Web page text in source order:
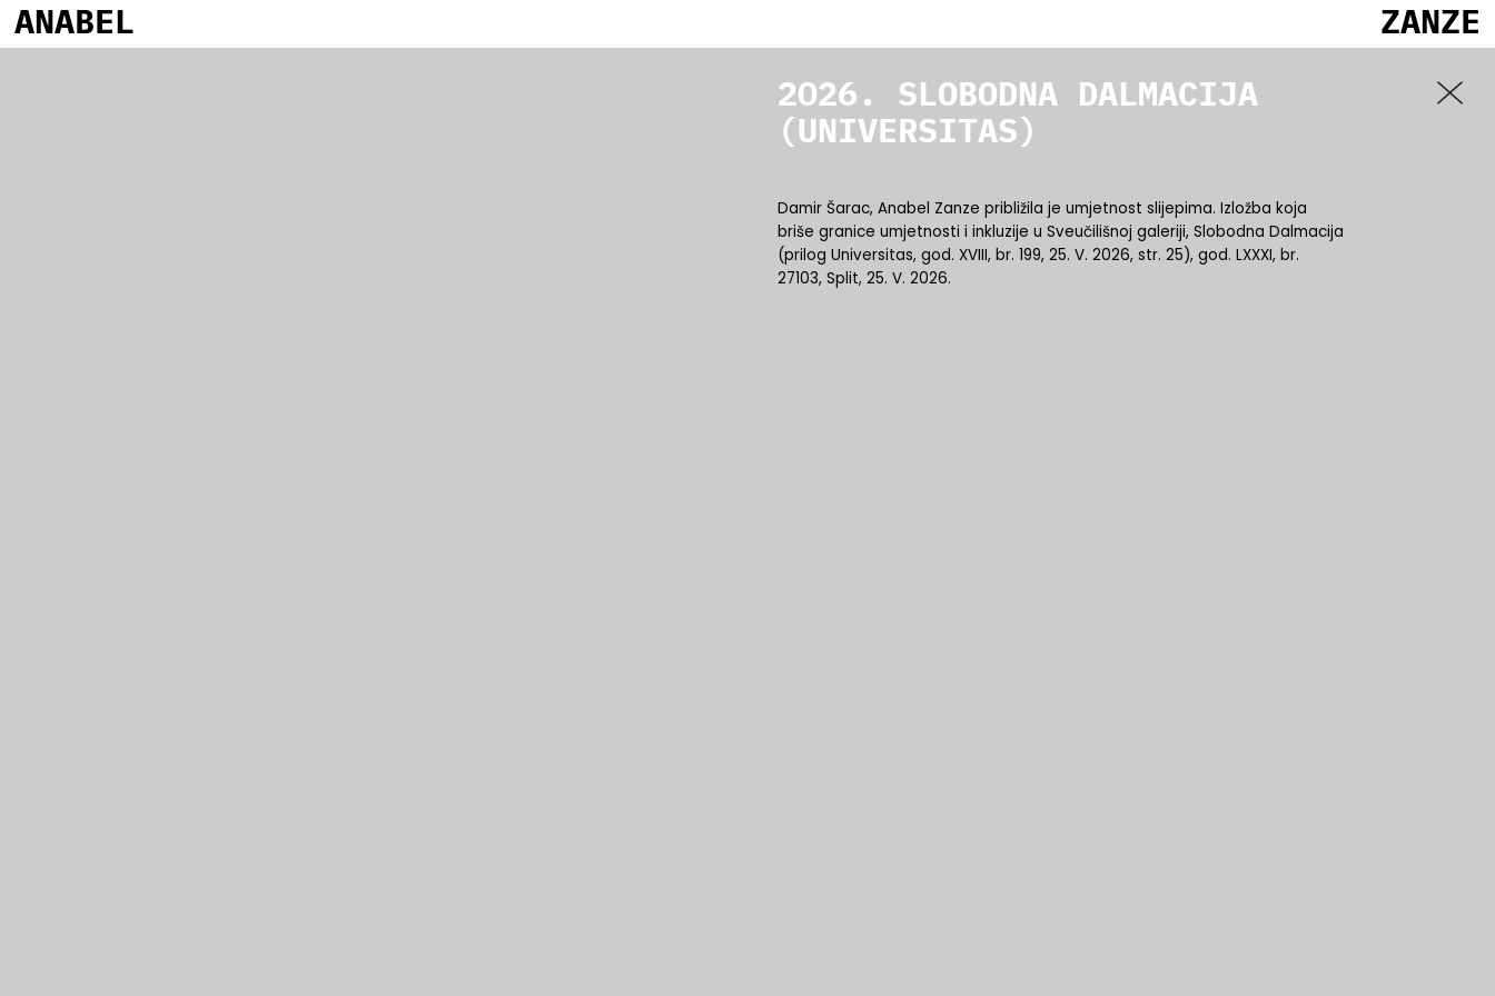
ANABEL ZANZE
2026. SLOBODNA DALMACIJA
(UNIVERSITAS)
Damir Šarac, Anabel Zanze približila je umjetnost slijepima. Izložba koja
briše granice umjetnosti i inkluzije u Sveučilišnoj galeriji, Slobodna Dalmacija
(prilog Universitas, god. XVIII, br. 199, 25. V. 2026, str. 25), god. LXXXI, br.
27103, Split, 25. V. 2026.